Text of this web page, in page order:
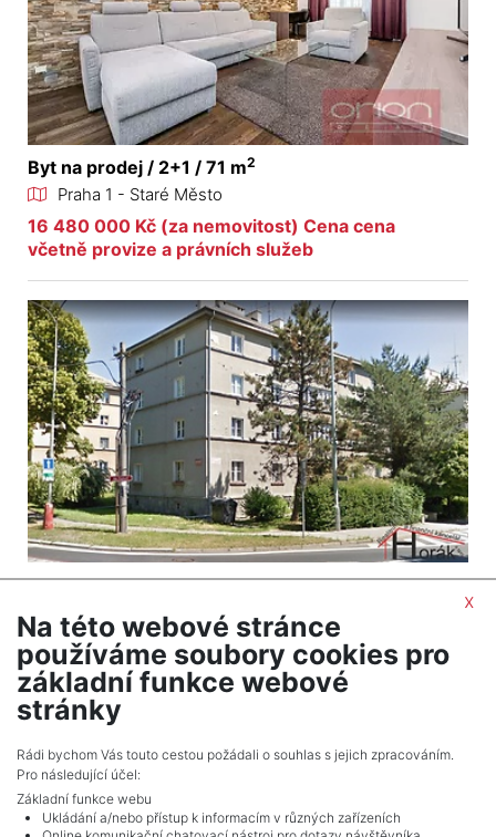
Byt na prodej / 2+1 / 71 m2
Praha 1 - Staré Město
16 480 000 Kč (za nemovitost) Cena cena
včetně provize a právních služeb
2
Klíše - Ústí nad Labem
1 800 000 Kč (za nemovitost) Cena bez poplatků,
včetně provize, včetně právního servisu, bez
poplatků, včetně provize, včetně právního servisu
Celkem1inzerátů.
x
Na této webové stránce
používáme soubory cookies pro
základní funkce webové
stránky
Rádi bychom Vás touto cestou požádali o souhlas s jejich zpracováním.
Pro následující účel:
Základní funkce webu
Ukládání a/nebo přístup k informacím v různých zařízeních